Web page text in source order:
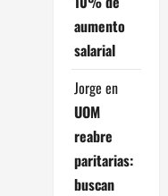
aumento
salarial
Jorge en
UOM
reabre
paritarias:
buscan